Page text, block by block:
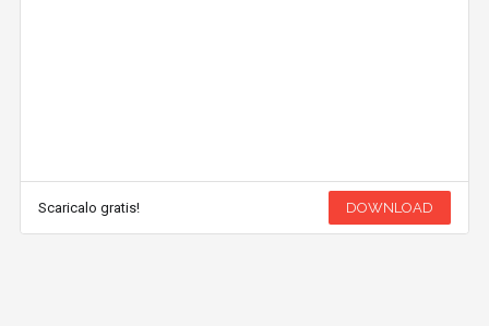
Scaricalo gratis! DOWNLOAD